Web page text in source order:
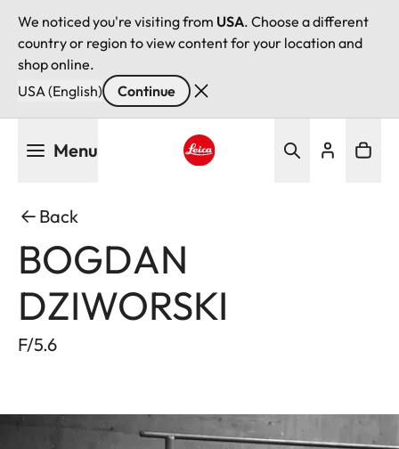
We noticed you're visiting from USA. Choose a different
country or region to view content for your location and
shop online.
USA (English)
Continue
Menu
Back
BOGDAN
DZIWORSKI
F/5.6